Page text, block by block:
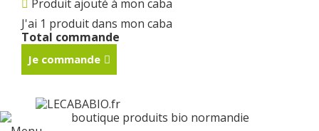
Produit ajouté à mon caba
J'ai 1 produit dans mon caba
Total commande
Je commande